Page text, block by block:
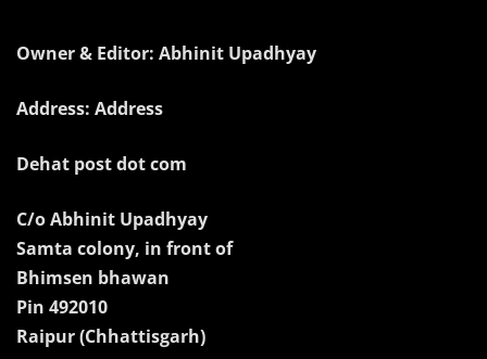
Owner & Editor: Abhinit Upadhyay
Address: Address
Dehat post dot com
C/o Abhinit Upadhyay
Samta colony, in front of
Bhimsen bhawan
Pin 492010
Raipur (Chhattisgarh)